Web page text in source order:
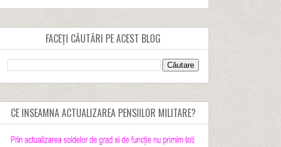
FACEȚI CĂUTĂRI PE ACEST BLOG
CE INSEAMNA ACTUALIZAREA PENSIILOR MILITARE?